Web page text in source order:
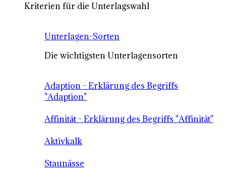
Kriterien für die Unterlagswahl
Unterlagen-Sorten
Die wichtigsten Unterlagensorten
Adaption - Erklärung des Begriffs
"Adaption"
Affinität - Erklärung des Begriffs "Affinität"
Aktivkalk
Staunässe